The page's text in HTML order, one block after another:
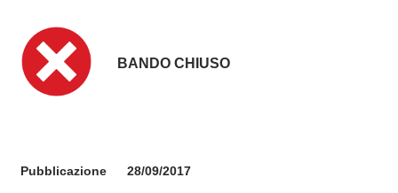
BANDO CHIUSO
Pubblicazione 28/09/2017